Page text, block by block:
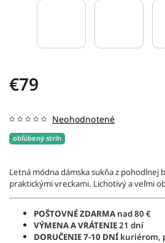
€79
obľúbený strih
Neohodnotené
Letná módna dámska sukňa z pohodlnej
praktickými vreckami. L ichotivý a veľmi
POŠTOVNÉ ZDARMA nad 80
VÝMENA A VRÁTENIE21 dní
DORUČENIE 7-10 DNÍ kuriérom,